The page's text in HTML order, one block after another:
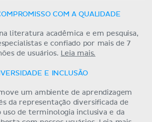
COM A QUALIDADE
literatura acadêmica e em pesquisa,
e confiado por mais de 7
de usuários. Leia mais.
E INCLUSÃO
um ambiente de aprendizagem
da representação diversificada de
uso de terminologia inclusiva e da